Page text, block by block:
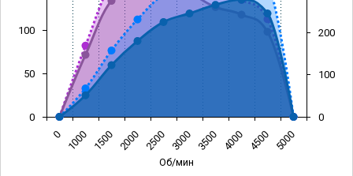
Об/мин
0 1000 1500 2000 2500 3000 3500 4000 4500 5000
0
50
100
0
100
200